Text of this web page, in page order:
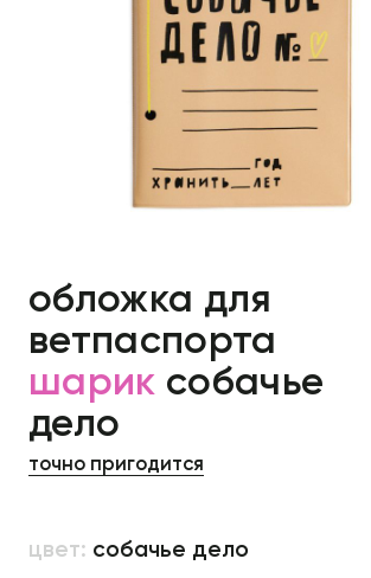
обложка для
ветпаспорта
шарик собачье
дело
точно пригодится
цвет: собачье дело